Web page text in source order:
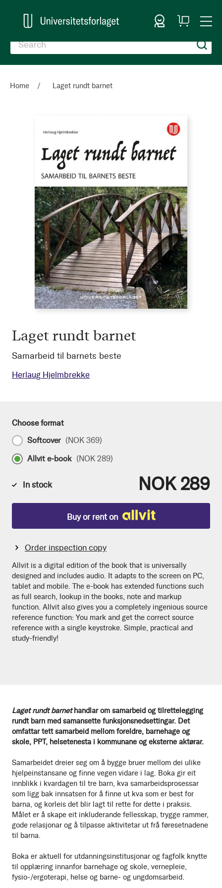
Sign In
My
Cart
Home Laget rundt barnet
Laget rundt barnet
Samarbeid til barnets beste
Herlaug Hjelmbrekke
Laget rundt barnethandlar om samarbeid og tilrettelegging
rundt barn med samansette funksjonsnedsettingar. Det
omfattar tett samarbeid mellom foreldre, barnehage og
skole, PPT, helsetenesta i kommunane og eksterne aktørar.
Samarbeidet dreier seg om å bygge bruer mellom dei ulike
hjelpeinstansane og finne vegen vidare i lag. Boka gir eit
innblikk i kvardagen til tre barn, kva samarbeidsprosessar
som ligg bak innsatsen for å finne ut kva som er best for
barna, og korleis det blir lagt til rette for dette i praksis.
Målet er å skape eit inkluderande fellesskap, trygge rammer,
gode relasjonar og å tilpasse aktivitetar ut frå føresetnadene
til barna.
Boka er aktuell for utdanningsinstitusjonar og fagfolk knytte
til opplæring innanfor barnehage og skole, vernepleie,
fysio-/ergoterapi, helse og barne- og ungdomsarbeid.
Choose format
Softcover (NOK 369)
Allvit e-book (NOK 289)
In stock NOK 289
Buy or rent on
Order inspection copy
Allvit is a digital edition of the book that is universally
designed and includes audio. It adapts to the screen on PC,
tablet and mobile. The e-book has extended functions such
as full search, lookup in the books, note and markup
function. Allvit also gives you a completely ingenious source
reference function: You mark and get the correct source
reference with a single keystroke. Simple, practical and
study-friendly!